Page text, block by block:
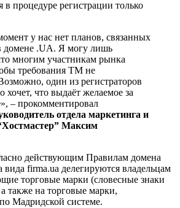
процедуре регистрации только
у нас нет планов, связанных
домене .UA. Я могу лишь
многим участникам рынка
требования ТМ не
один из регистраторов
хочет, что выдаёт желаемое за
– прокомментировал
отдела маркетинга и
Максим
действующим Правилам домена
firma.ua делегируются владельцам
торговые марки (словесные знаки
также на торговые марки,
Мадридской системе.